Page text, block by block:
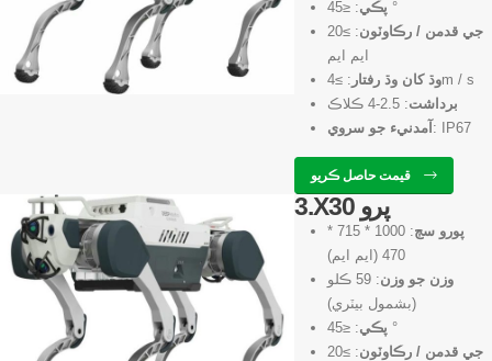
پڪي : ≤45 °
جي قدمن / رڪاوٽون
: ≥20
ايم ايم
وڌ کان وڌ رفتار: ≥4m / s
برداشت: 2.5-4 ڪلاڪ
آمدنيء جو سروي : IP67
قيمت حاصل ڪريو
3.X30 پرو
پورو سڄ
: 1000 * 715 *
470 (ايم ايم)
وزن جو وزن
: 59 ڪلو
(بشمول بيٽري)
پڪي : ≤45 °
جي قدمن / رڪاوٽون
: ≥20